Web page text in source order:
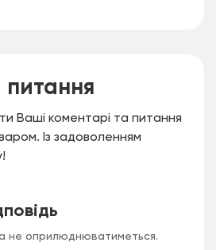
питання
Ваші коментарі та питання
Із задоволенням
не оприлюднюватиметься.